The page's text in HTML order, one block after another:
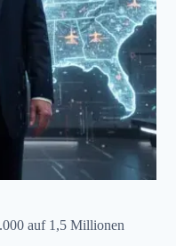
auf 1,5 Millionen